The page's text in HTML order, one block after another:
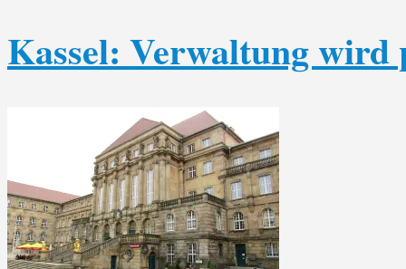
Kassel: Verwaltung